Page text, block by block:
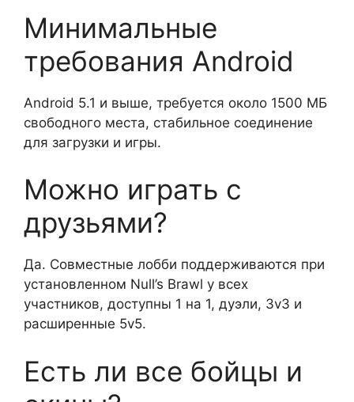
Минимальные
требования Android
Android 5.1 и выше, требуется около 1500 МБ
свободного места, стабильное соединение
для загрузки и игры.
Можно играть с
друзьями?
Да. Совместные лобби поддерживаются при
установленном Null’s Brawl у всех
участников, доступны 1 на 1, дуэли, 3v3 и
расширенные 5v5.
Есть ли все бойцы и